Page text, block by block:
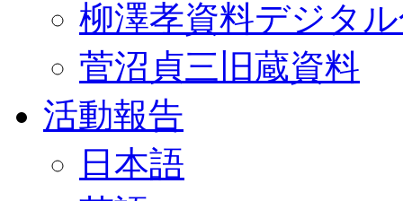
柳澤孝資料デジタ
菅沼貞三旧蔵資料
活動報告
日本語